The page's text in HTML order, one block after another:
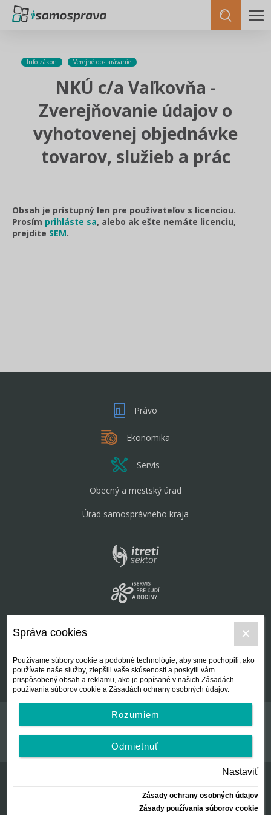
Info zákon Verejné obstarávanie
NKÚ c/a Vaľkovňa -
Zverejňovanie údajov o
vyhotovenej objednávke
tovarov, služieb a prác
Obsah je prístupný len pre používateľov s licenciou.
Prosím prihláste sa, alebo ak ešte nemáte licenciu,
prejdite SEM.
Právo
Ekonomika
Servis
Obecný a mestský úrad
Úrad samosprávneho kraja
Kontakt
Všeobecné podmienky
© Centrálna nezisková spoločnosť | since 2012
Správa cookies
Používame súbory cookie a podobné technológie, aby sme pochopili, ako
používate naše služby, zlepšili vaše skúsenosti a poskytli vám
prispôsobený obsah a reklamu, ako je popísané v našich Zásadách
používania súborov cookie a Zásadách ochrany osobných údajov.
Rozumiem
Odmietnuť
Nastaviť
Zásady ochrany osobných údajov
Zásady používania súborov cookie